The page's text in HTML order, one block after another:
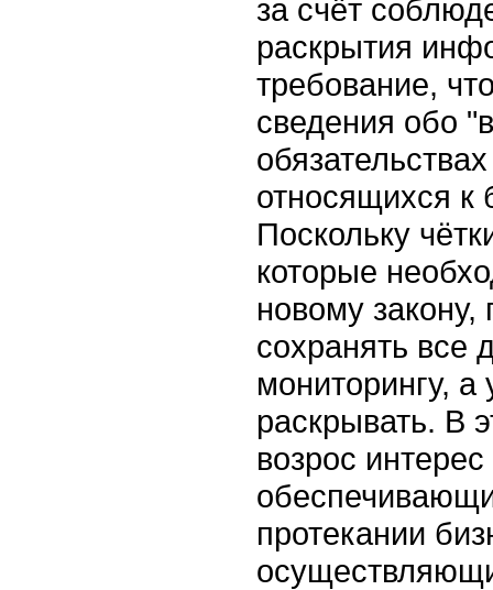
за счёт
раскрытия
требование,
сведения обо
относящихся к
Поскольку
которые
новому закону,
сохранять все
мониторингу, а
раскрывать. В
возрос
протекании